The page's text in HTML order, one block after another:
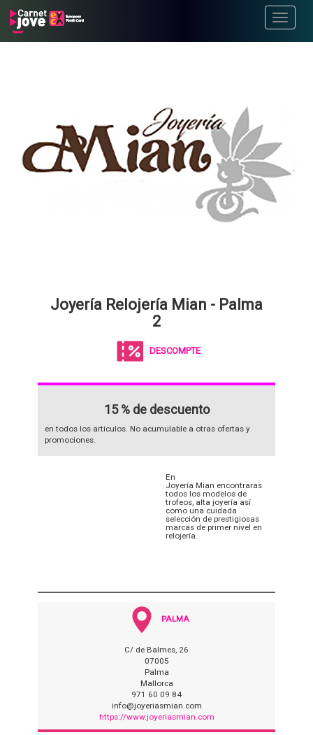
Toggle
Joyería Relojería Mian - Palma
2
DESCOMPTE
15 % de descuento
en todos los artículos. No acumulable a otras ofertas y
promociones.
En
Joyería Mian encontraras
todos los modelos de
trofeos, alta joyería así
como una cuidada
selección de prestigiosas
marcas de primer nivel en
relojería.
PALMA
C/ de Balmes, 26
07005
Palma
Mallorca
971 60 09 84
info@joyeriasmian.com
https://www.joyeriasmian.com